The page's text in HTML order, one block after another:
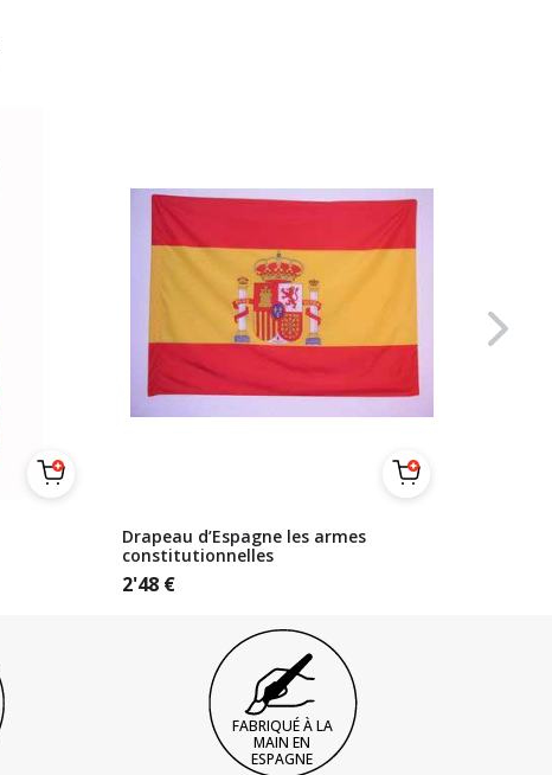
Drapeau d’Espagne les armes
constitutionnelles
2'48 €
FABRIQUÉ À LA
MAIN EN
ESPAGNE